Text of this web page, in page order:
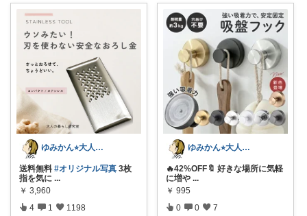
ゆみかん⭐︎大人の暮らし研究室
送料無料 #オリジナル写真 3枚
指を気に ...
￥ 3,960
4 1 1198
ゆみかん⭐︎大人の暮らし研究室
🔥42%OFF🔖 好きな場所に気軽
に増や ...
￥ 995
0 0 7